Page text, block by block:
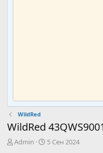
WildRed
WildRed 43QWS9001
А
Admin
Д
5 Сен 2024